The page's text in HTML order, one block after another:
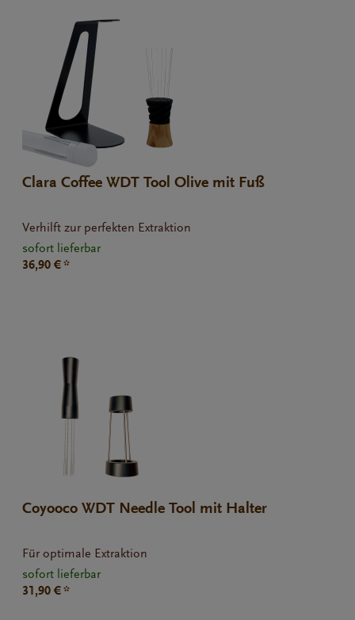
Clara Coffee WDT Tool Olive mit Fuß
Verhilft zur perfekten Extraktion
sofort lieferbar
36,90 € *
Coyooco WDT Needle Tool mit Halter
Für optimale Extraktion
sofort lieferbar
31,90 € *